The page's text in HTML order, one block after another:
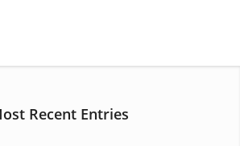
Recent Entries